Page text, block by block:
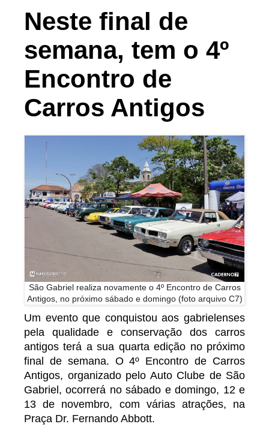
Neste final de
semana, tem o 4º
Encontro de
Carros Antigos
São Gabriel realiza novamente o 4º Encontro de Carros
Antigos, no próximo sábado e domingo (foto arquivo C7)
Um evento que conquistou aos gabrielenses
pela qualidade e conservação dos carros
antigos terá a sua quarta edição no próximo
final de semana. O 4º Encontro de Carros
Antigos, organizado pelo Auto Clube de São
Gabriel, ocorrerá no sábado e domingo, 12 e
13 de novembro, com várias atrações, na
Praça Dr. Fernando Abbott.